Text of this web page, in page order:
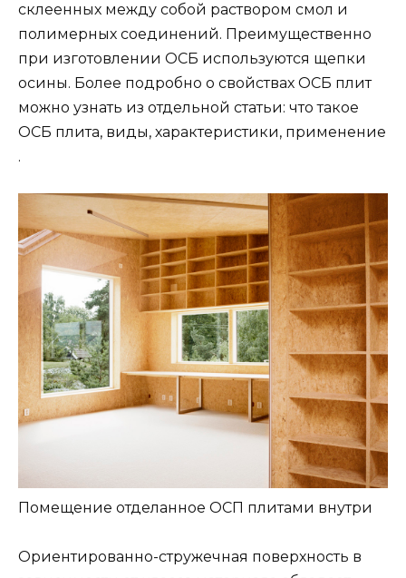
склеенных между собой раствором смол и
полимерных соединений. Преимущественно
при изготовлении ОСБ используются щепки
осины. Более подробно о свойствах ОСБ плит
можно узнать из отдельной статьи: что такое
ОСБ плита, виды, характеристики, применение
.
Помещение отделанное ОСП плитами внутри
Ориентированно-стружечная поверхность в